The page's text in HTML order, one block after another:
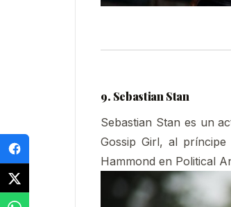
9. Sebastian Stan
Sebastian Stan es un
Gossip Girl, al
Hammond en Political